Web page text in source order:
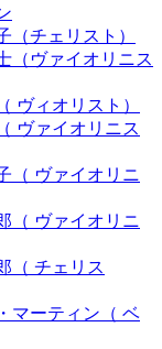
チェリスト）
ヴァイオリニス
ヴィオリスト）
ヴァイオリニス
（ ヴァイオリニ
（ ヴァイオリニ
（ チェリス
マーティン（ ベ